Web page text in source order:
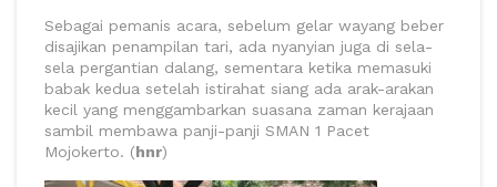
Sebagai pemanis acara, sebelum gelar wayang beber
disajikan penampilan tari, ada nyanyian juga di sela-
sela pergantian dalang, sementara ketika memasuki
babak kedua setelah istirahat siang ada arak-arakan
kecil yang menggambarkan suasana zaman kerajaan
sambil membawa panji-panji SMAN 1 Pacet
Mojokerto. (hnr)